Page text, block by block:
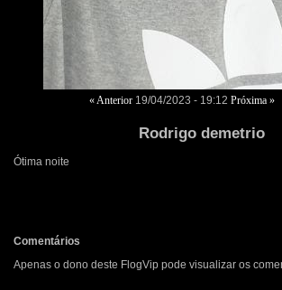
« Anterior 19/04/2023 - 19:12 Próxima »
Rodrigo demetrio
Ótima noite
Comentários
Apenas o dono deste FlogVip pode visualizar os